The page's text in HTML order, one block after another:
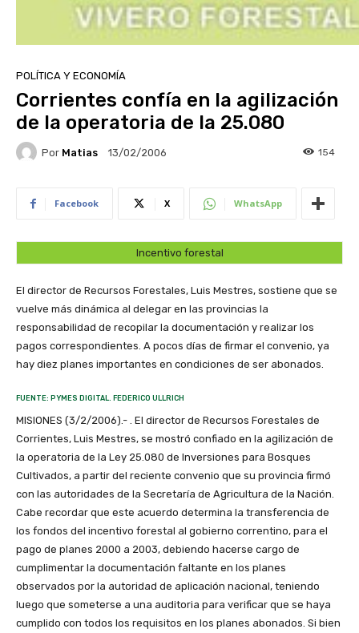
POLÍTICA Y ECONOMÍA
Corrientes confía en la agilización
de la operatoria de la 25.080
Por Matias 13/02/2006 154
Facebook X WhatsApp
Incentivo forestal
El director de Recursos Forestales, Luis Mestres, sostiene que se
vuelve más dinámica al delegar en las provincias la
responsabilidad de recopilar la documentación y realizar los
pagos correspondientes. A pocos días de firmar el convenio, ya
hay diez planes importantes en condiciones de ser abonados.
FUENTE: PYMES DIGITAL. FEDERICO ULLRICH
MISIONES (3/2/2006).- . El director de Recursos Forestales de
Corrientes, Luis Mestres, se mostró confiado en la agilización de
la operatoria de la Ley 25.080 de Inversiones para Bosques
Cultivados, a partir del reciente convenio que su provincia firmó
con las autoridades de la Secretaría de Agricultura de la Nación.
Cabe recordar que este acuerdo determina la transferencia de
los fondos del incentivo forestal al gobierno correntino, para el
pago de planes 2000 a 2003, debiendo hacerse cargo de
cumplimentar la documentación faltante en los planes
observados por la autoridad de aplicación nacional, teniendo
luego que someterse a una auditoria para verificar que se haya
cumplido con todos los requisitos en los planes abonados. Si bien